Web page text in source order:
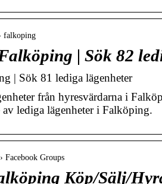
falkoping
| Sök 82
| Sök 81 lediga lägenheter
från hyresvärdarna i
lediga lägenheter i Falköping.
Facebook Groups
Köp/Sälj/